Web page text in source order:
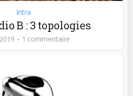
Intra
B : 3 topologies
1 commentaire